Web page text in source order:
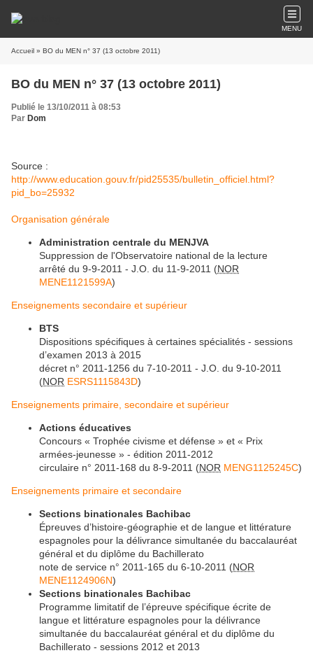
MENU
Accueil » BO du MEN n° 37 (13 octobre 2011)
BO du MEN n° 37 (13 octobre 2011)
Publié le 13/10/2011 à 08:53
Par Dom
Source :
http://www.education.gouv.fr/pid25535/bulletin_officiel.html?
pid_bo=25932
Organisation générale
Administration centrale du MENJVA
Suppression de l'Observatoire national de la lecture
arrêté du 9-9-2011 - J.O. du 11-9-2011 (NOR
MENE1121599A)
Enseignements secondaire et supérieur
BTS
Dispositions spécifiques à certaines spécialités - sessions
d’examen 2013 à 2015
décret n° 2011-1256 du 7-10-2011 - J.O. du 9-10-2011
(NOR ESRS1115843D)
Enseignements primaire, secondaire et supérieur
Actions éducatives
Concours « Trophée civisme et défense » et « Prix
armées-jeunesse » - édition 2011-2012
circulaire n° 2011-168 du 8-9-2011 (NOR MENG1125245C)
Enseignements primaire et secondaire
Sections binationales Bachibac
Épreuves d’histoire-géographie et de langue et littérature
espagnoles pour la délivrance simultanée du baccalauréat
général et du diplôme du Bachillerato
note de service n° 2011-165 du 6-10-2011 (NOR
MENE1124906N)
Sections binationales Bachibac
Programme limitatif de l’épreuve spécifique écrite de
langue et littérature espagnoles pour la délivrance
simultanée du baccalauréat général et du diplôme du
Bachillerato - sessions 2012 et 2013